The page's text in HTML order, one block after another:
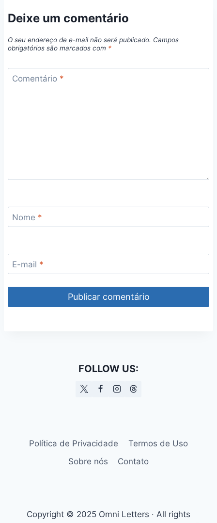
Deixe um comentário
O seu endereço de e-mail não será publicado. Campos
obrigatórios são marcados com *
Comentário *
Nome *
E-mail *
FOLLOW US:
Política de Privacidade
Termos de Uso
Sobre nós
Contato
Copyright © 2025 Omni Letters ‧ All rights